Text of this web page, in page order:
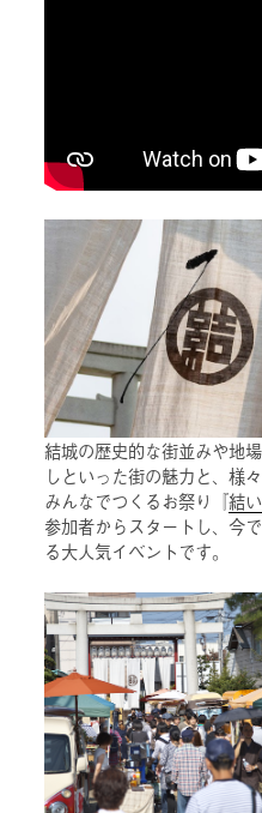
結城の歴史的な街並みや地
しといった街の魅力と、様
みんなでつくるお祭り『結
参加者からスタートし、今
る大人気イベントです。